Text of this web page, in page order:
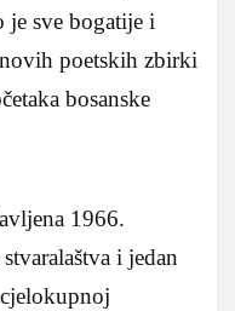
je sve bogatije i
poetskih zbirki
bosanske
1966.
i jedan